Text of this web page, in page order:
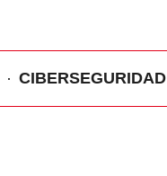
CIBERSEGURIDAD